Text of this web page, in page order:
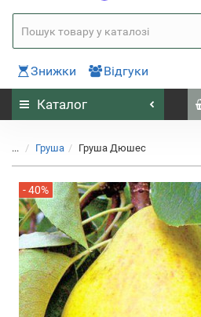
Знижки Відгуки
Каталог
... Груша Груша Дюшес
- 40%